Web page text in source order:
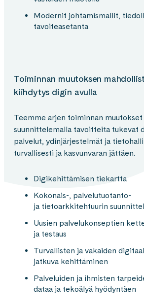
Modernit johtamismallit,
tavoiteasetanta​
Toiminnan muutoksen
kiihdytys​ digin avulla​
Teemme arjen toiminnan
suunnittelemalla tavoitteita tukevat
palvelut, ydinjärjestelmät ja
turvallisesti ja kasvunvaran jättäen.
Digikehittämisen tiekartta​
Kokonais-, palvelutuotanto-
ja tietoarkkitehtuurin
Uusien palvelukonseptien
ja testaus​
Turvallisten ja vakaiden
jatkuva kehittäminen​
Palveluiden ja ihmisten
dataa ja tekoälyä hyödyntäen​